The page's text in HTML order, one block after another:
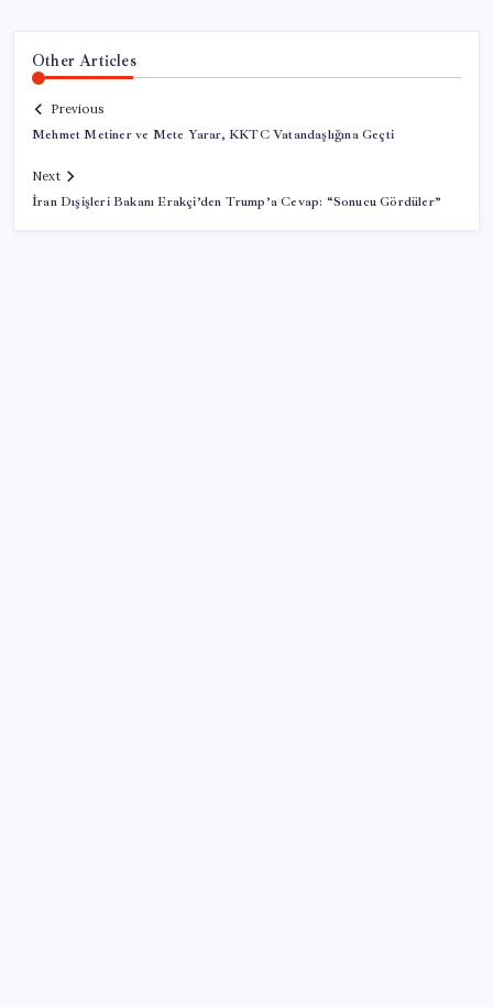
Other Articles
Previous
Mehmet Metiner ve Mete Yarar, KKTC Vatandaşlığına Geçti
Next
İran Dışişleri Bakanı Erakçi’den Trump’a Cevap: “Sonucu Gördüler”